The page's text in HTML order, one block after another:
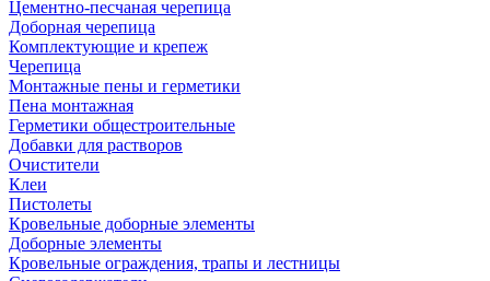
Цементно-песчаная черепица
Доборная черепица
Комплектующие и крепеж
Черепица
Монтажные пены и герметики
Пена монтажная
Герметики общестроительные
Добавки для растворов
Очистители
Клеи
Пистолеты
Кровельные доборные элементы
Доборные элементы
Кровельные ограждения, трапы и лестницы